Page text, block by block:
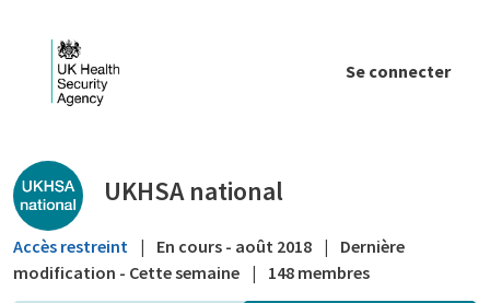
Se connecter
Public library - UKHSA national
UKHSA national
Accès restreint | En cours - août 2018 |
Dernière
modification - Cette semaine | 148 membres